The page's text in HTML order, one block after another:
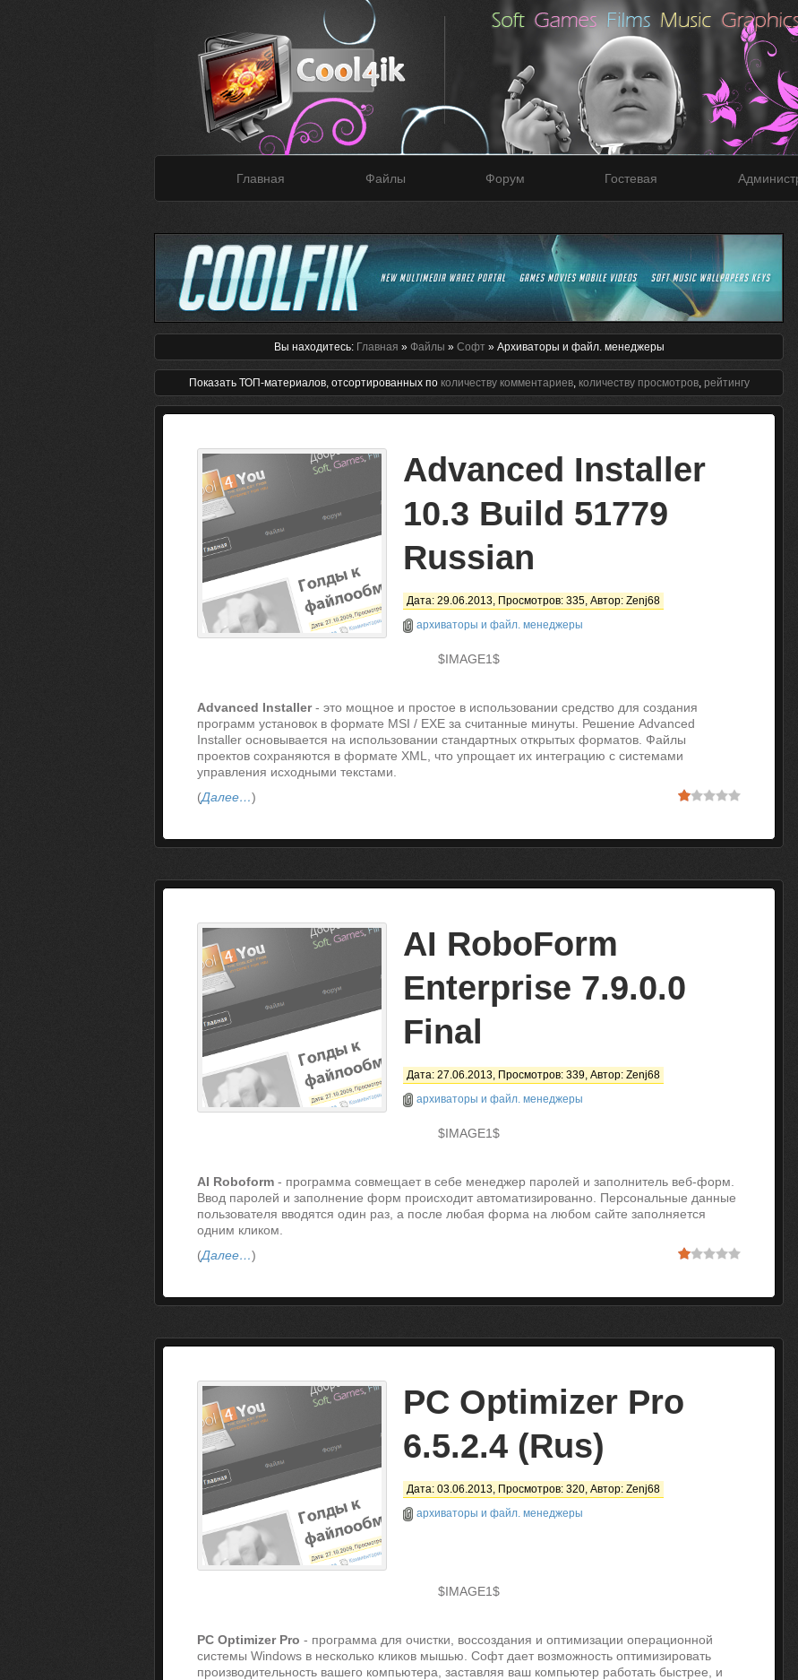
Главная Файлы Форум Гостевая
Вы находитесь: Главная » Файлы » Софт» Архиваторы и файл. менеджеры
Показать ТОП-материалов, отсортированных по количеству комментариев, количеству просмотров, рейтингу
Advanced Installer
10.3 Build 51779
Russian
Дата: 29.06.2013, Просмотров: 335, Автор: Zenj68
архиваторы и файл. менеджеры
$IMAGE1$
Advanced Installer- это мощное и простое в использовании средство для создания
программ установок в формате MSI / EXE за считанные минуты. Решение Advanced
Installer основывается на использовании стандартных открытых форматов. Файлы
проектов сохраняются в формате XML, что упрощает их интеграцию с системами
управления исходными текстами.
(Далее…)
AI RoboForm
Enterprise 7.9.0.0
Final
Дата: 27.06.2013, Просмотров: 339, Автор: Zenj68
архиваторы и файл. менеджеры
$IMAGE1$
AI Roboform - программа совмещает в себе менеджер паролей и заполнитель веб-форм.
Ввод паролей и заполнениe форм происходит автоматизированно. Персональные данные
пользователя вводятся один раз, а после любая форма на любом сайте заполняется
одним кликом.
(Далее…)
PC Optimizer Pro
6.5.2.4 (Rus)
Дата: 03.06.2013, Просмотров: 320, Автор: Zenj68
архиваторы и файл. менеджеры
$IMAGE1$
PC Optimizer Pro - программа для очистки, воссоздания и оптимизации операционной
системы Windows в несколько кликов мышью. Софт дает возможность оптимизировать
производительность вашего компьютера, заставляя ваш компьютер работать быстрее, и